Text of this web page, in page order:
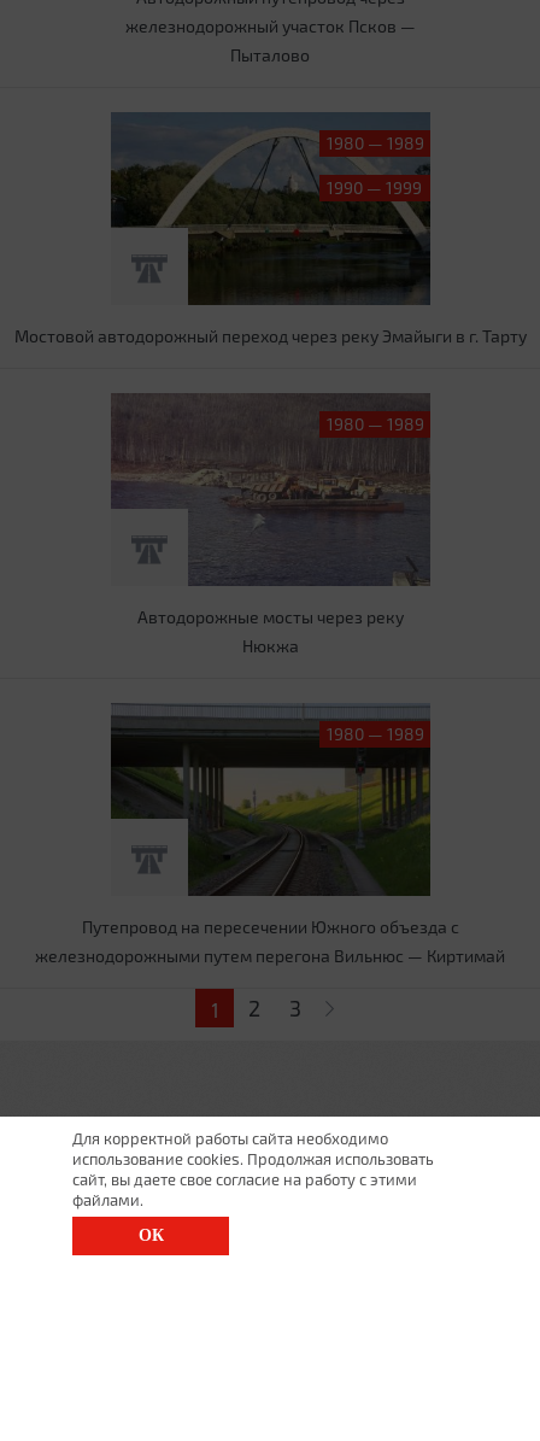
железнодорожный участок Псков —
Пыталово
1980 — 1989
1990 — 1999
Мостовой автодорожный переход через реку Эмайыги в г. Тарту
1980 — 1989
Автодорожные мосты через реку
Нюкжа
1980 — 1989
Путепровод на пересечении Южного объезда с
железнодорожными путем перегона Вильнюс — Киртимай
1 2 3
Для корректной работы сайта необходимо
использование cookies. Продолжая использовать
сайт, вы даете свое согласие на работу с этими
файлами.
ОК